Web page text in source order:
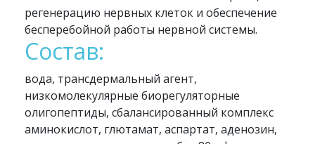
регенерацию нервных клеток и обеспечение
бесперебойной работы нервной системы.
Состав:
вода, трансдермальный агент,
низкомолекулярные биорегуляторные
олигопептиды, сбалансированный комплекс
аминокислот, глютамат, аспартат, аденозин,